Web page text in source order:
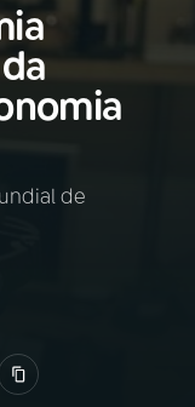
de